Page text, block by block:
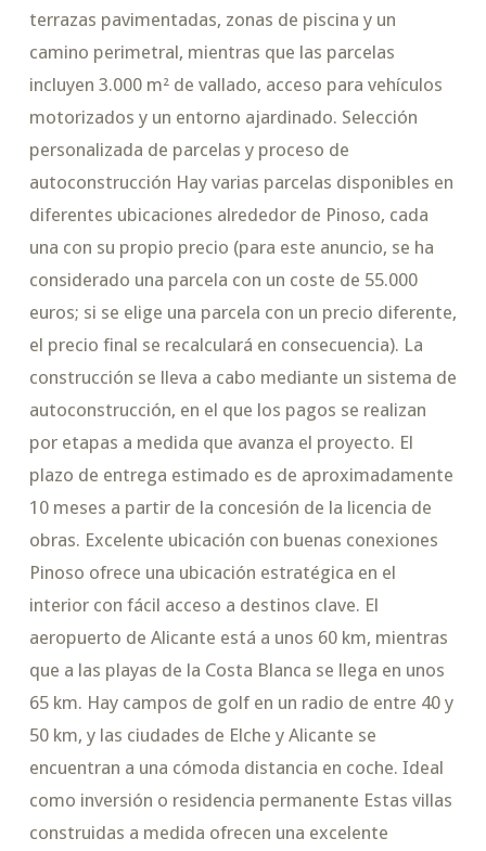
terrazas pavimentadas, zonas de piscina y un
camino perimetral, mientras que las parcelas
incluyen 3.000 m² de vallado, acceso para vehículos
motorizados y un entorno ajardinado. Selección
personalizada de parcelas y proceso de
autoconstrucción Hay varias parcelas disponibles en
diferentes ubicaciones alrededor de Pinoso, cada
una con su propio precio (para este anuncio, se ha
considerado una parcela con un coste de 55.000
euros; si se elige una parcela con un precio diferente,
el precio final se recalculará en consecuencia). La
construcción se lleva a cabo mediante un sistema de
autoconstrucción, en el que los pagos se realizan
por etapas a medida que avanza el proyecto. El
plazo de entrega estimado es de aproximadamente
10 meses a partir de la concesión de la licencia de
obras. Excelente ubicación con buenas conexiones
Pinoso ofrece una ubicación estratégica en el
interior con fácil acceso a destinos clave. El
aeropuerto de Alicante está a unos 60 km, mientras
que a las playas de la Costa Blanca se llega en unos
65 km. Hay campos de golf en un radio de entre 40 y
50 km, y las ciudades de Elche y Alicante se
encuentran a una cómoda distancia en coche. Ideal
como inversión o residencia permanente Estas villas
construidas a medida ofrecen una excelente